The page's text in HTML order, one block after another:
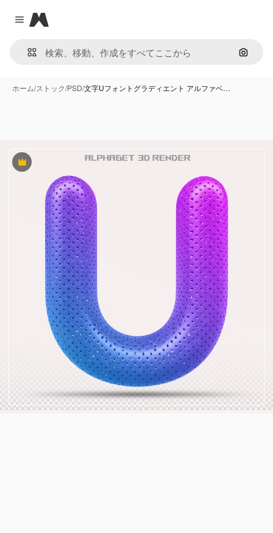
Close menu
Magnific
画像で
ホーム/ストック/PSD/文字Uフォントグラディエント アルファベ…
Premium